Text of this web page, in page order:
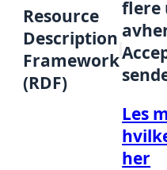
Resource
Description
Framework
(RDF)
flere
Les
her